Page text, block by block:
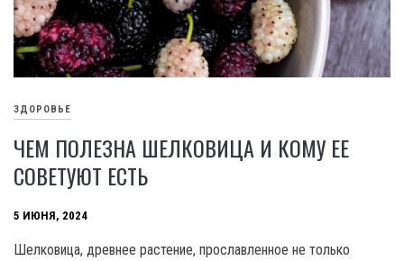
ЗДОРОВЬЕ
ЧЕМ ПОЛЕЗНА ШЕЛКОВИЦА И КОМУ ЕЕ
СОВЕТУЮТ ЕСТЬ
5 ИЮНЯ, 2024
Шелковица, древнее растение, прославленное не только